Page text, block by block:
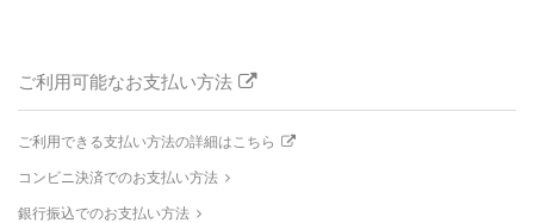
ご利用可能なお支払い方法
ご利用できる支払い方法の詳細はこちら
コンビニ決済でのお支払い方法
銀行振込でのお支払い方法